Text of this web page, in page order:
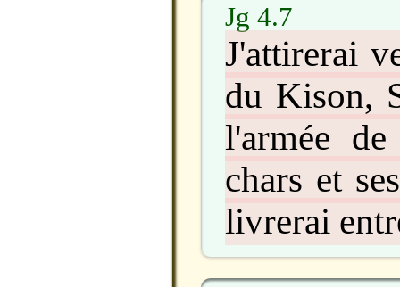
Jg 4.7
J'attirerai
du Kison,
l'armée
chars et
livrerai